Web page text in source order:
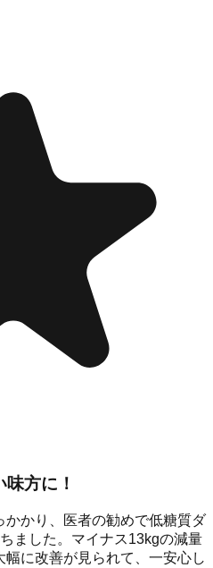
方に！
かり、医者の勧めで低糖質ダ
ました。マイナス13kgの減量
に改善が見られて、一安心し